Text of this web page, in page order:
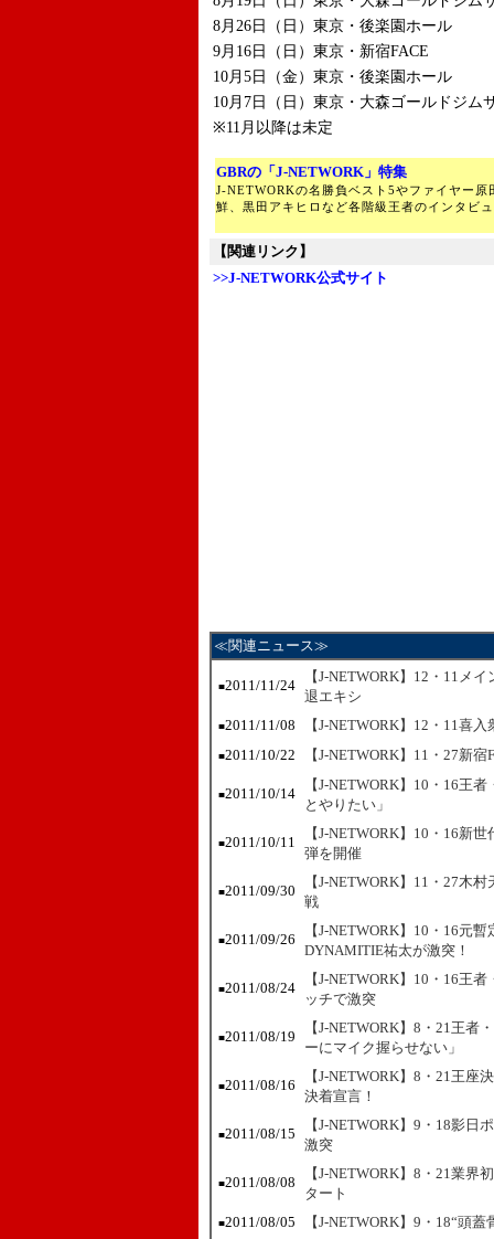
8月26日（日）東京・後楽園ホール
9月16日（日）東京・新宿FACE
10月5日（金）東京・後楽園ホール
10月7日（日）東京・大森ゴールドジム
※11月以降は未定
GBRの「J-NETWORK」特集
J-NETWORKの名勝負ベスト5やファイヤー
鮮、黒田アキヒロなど各階級王者のインタビ
【関連リンク】
>>J-NETWORK公式サイト
≪関連ニュース≫
■2011/11/24
【J-NETWORK】12・11メ
退エキシ
■2011/11/08 【J-NETWORK】12・11喜
■2011/10/22 【J-NETWORK】11・27新
■2011/10/14
【J-NETWORK】10・16王
とやりたい」
■2011/10/11
【J-NETWORK】10・16新
弾を開催
■2011/09/30
【J-NETWORK】11・27木
戦
■2011/09/26
【J-NETWORK】10・16元
DYNAMITIE祐太が激突！
■2011/08/24
【J-NETWORK】10・16王
ッチで激突
■2011/08/19
【J-NETWORK】8・21王
ーにマイク握らせない」
■2011/08/16
【J-NETWORK】8・21王
決着宣言！
■2011/08/15
【J-NETWORK】9・18影
激突
■2011/08/08
【J-NETWORK】8・21業界
タート
■2011/08/05 【J-NETWORK】9・18“頭